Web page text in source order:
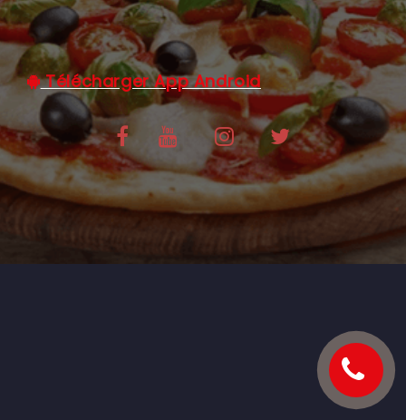
MENTIONS LÉGALES
C.G.V
Télécharger App Android